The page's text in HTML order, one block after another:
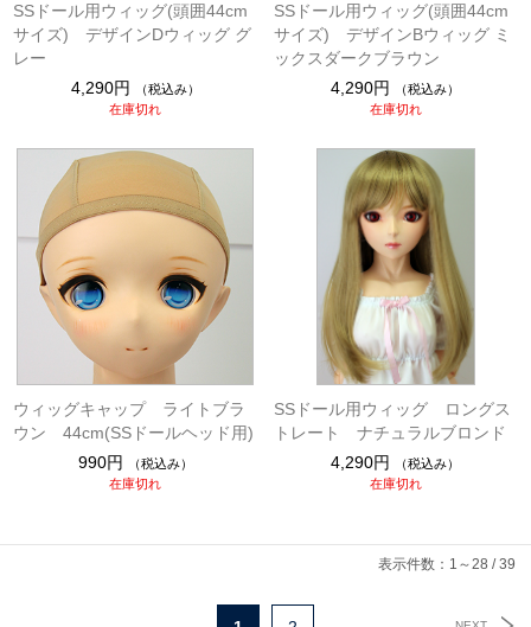
SSドール用ウィッグ(頭囲44cm
サイズ) デザインDウィッグ グ
レー
4,290円
（税込み）
在庫切れ
SSドール用ウィッグ(頭囲44cm
サイズ) デザインBウィッグ ミ
ックスダークブラウン
4,290円
（税込み）
在庫切れ
ウィッグキャップ ライトブラ
ウン 44cm(SSドールヘッド用)
990円
（税込み）
在庫切れ
SSドール用ウィッグ ロングス
トレート ナチュラルブロンド
4,290円
（税込み）
在庫切れ
表示件数：1～28 / 39